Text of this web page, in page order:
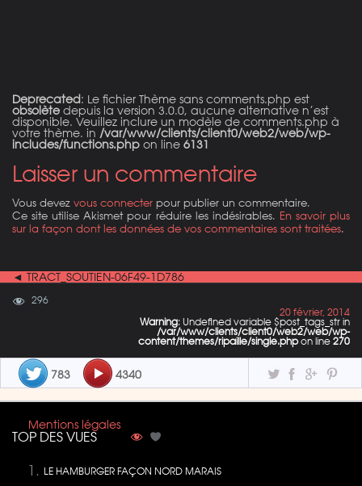
Deprecated: Le fichier Thème sans comments.php est
obsolète depuis la version 3.0.0, aucune alternative n’est
disponible. Veuillez inclure un modèle de comments.php à
votre thème. in /var/www/clients/client0/web2/web/wp-
includes/functions.php on line 6131
Laisser un commentaire
Vous devez vous connecter pour publier un commentaire.
Ce site utilise Akismet pour réduire les indésirables. En savoir plus
sur la façon dont les données de vos commentaires sont traitées.
◄ TRACT_SOUTIEN-06F49-1D786
296
20 février, 2014
Warning: Undefined variable $post_tags_str in
/var/www/clients/client0/web2/web/wp-
content/themes/ripaille/single.phpon line 270
783 4340
Mentions légales
TOP DES VUES
LE HAMBURGER FAÇON NORD MARAIS